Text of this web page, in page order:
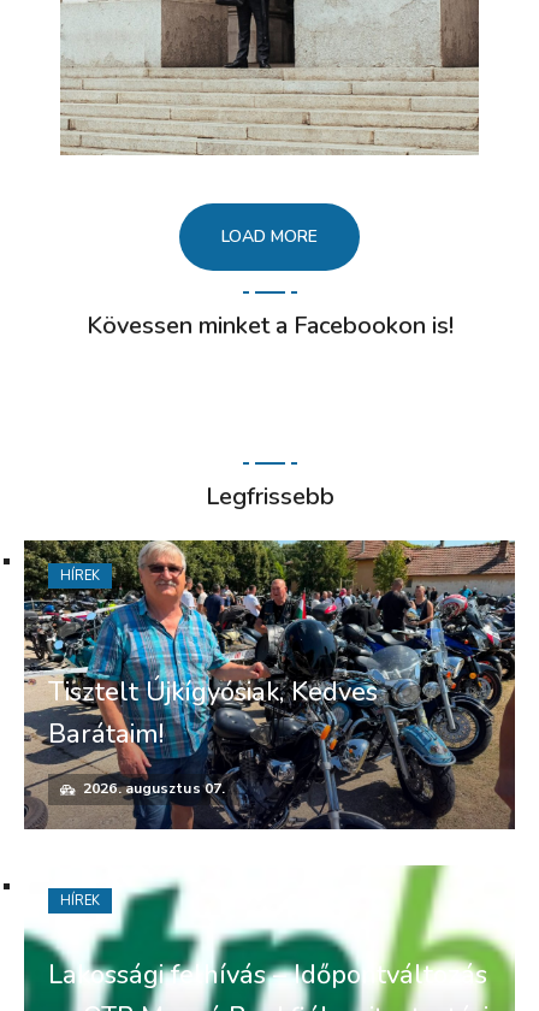
LOAD MORE
Kövessen minket a Facebookon is!
Legfrissebb
Tisztelt Újkígyósiak, Kedves
Barátaim!
2026. augusztus 07.
HÍREK
Lakossági felhívás – Időpontváltozás
HÍREK